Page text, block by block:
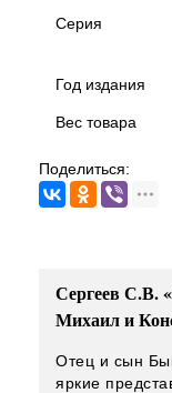
Серия
Год издания
Вес товара
Поделиться:
Сергеев С.В.
Михаил и
Отец и сын
яркие